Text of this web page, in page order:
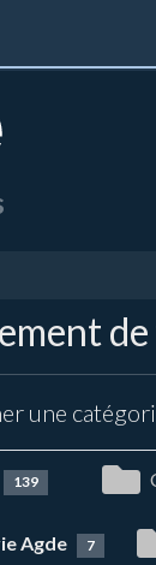
une
139
Agde 7